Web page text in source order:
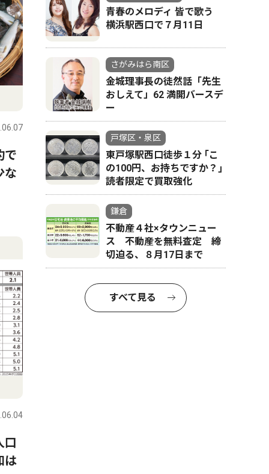
で
な
口
は
青春のメロディ 皆で歌う
横浜駅西口で７月11日
さがみはら南区
金城理事長の徒然話「先生
おしえて」62 満開バースデ
ー
戸塚区・泉区
東戸塚駅西口徒歩１分 ｢こ
の100円、お持ちですか？｣
読者限定で買取強化
鎌倉
不動産４社×タウンニュー
ス 不動産を無料査定 締
切迫る、８月17日まで
すべて見る